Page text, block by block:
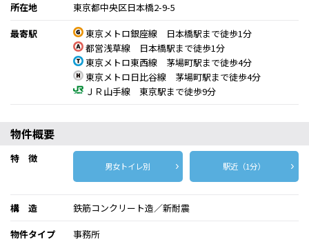
所在地
東京都中央区日本橋2-9-5
最寄駅
東京メトロ銀座線 日本橋駅まで徒歩1分
都営浅草線 日本橋駅まで徒歩1分
東京メトロ東西線 茅場町駅まで徒歩4分
東京メトロ日比谷線 茅場町駅まで徒歩4分
ＪＲ山手線 東京駅まで徒歩9分
物件概要
特 徴
男女トイレ別 駅近（1分）
構 造
鉄筋コンクリート造／新耐震
物件タイプ
事務所